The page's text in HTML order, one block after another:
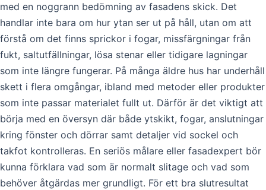
med en noggrann bedömning av fasadens skick. Det
handlar inte bara om hur ytan ser ut på håll, utan om att
förstå om det finns sprickor i fogar, missfärgningar från
fukt, saltutfällningar, lösa stenar eller tidigare lagningar
som inte längre fungerar. På många äldre hus har underhåll
skett i flera omgångar, ibland med metoder eller produkter
som inte passar materialet fullt ut. Därför är det viktigt att
börja med en översyn där både ytskikt, fogar, anslutningar
kring fönster och dörrar samt detaljer vid sockel och
takfot kontrolleras. En seriös målare eller fasadexpert bör
kunna förklara vad som är normalt slitage och vad som
behöver åtgärdas mer grundligt. För ett bra slutresultat